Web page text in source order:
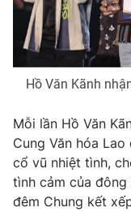
VTV Money
VTV Sức khoẻ
Thị trường 24h
VTV4
Hồ Văn Kãnh
Mỗi lần Hồ Văn
Cung Văn hóa
cổ vũ nhiệt tình,
tình cảm của đông
đêm Chung kết